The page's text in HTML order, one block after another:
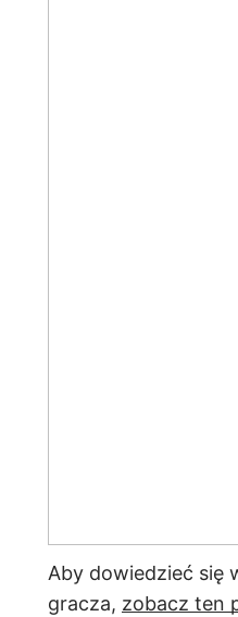
Aby dowiedzieć się
gracza, zobacz ten